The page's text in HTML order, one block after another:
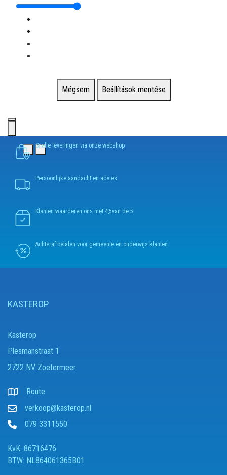
Mégsem Beállítások mentése
Snelle leveringen via onze webshop
Persoonlijke aandacht en advies
Klanten waarderen ons met 4,5van de 5
Achteraf betalen voor gemeente en onderwijs klanten
KASTEROP
Kasterop
Plesmanstraat 1
2722 NV Zoetermeer
Route
verkoop@kasterop.nl
079 3311550
KvK: 86716476
BTW: NL864061365B01